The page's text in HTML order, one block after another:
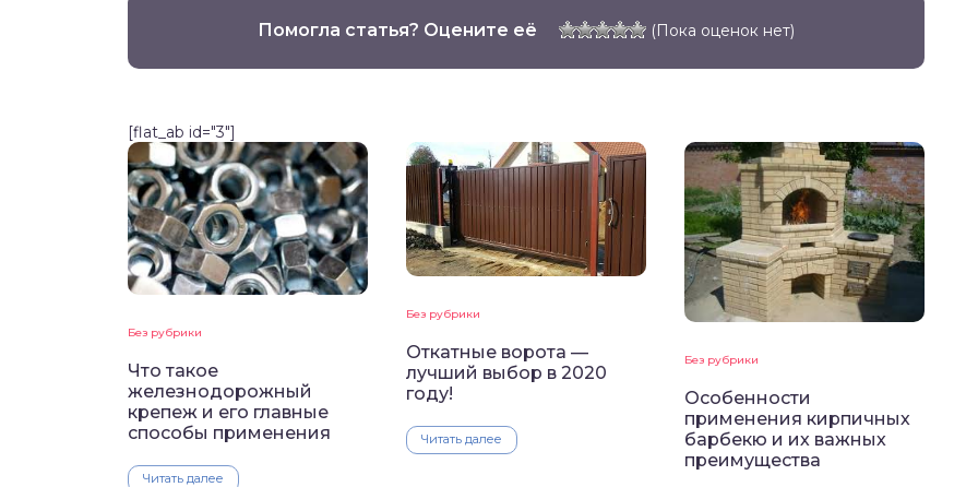
Помогла статья? Оцените её (Пока оценок нет)
[flat_ab id="3"]
Без рубрики
Что такое
железнодорожный
крепеж и его главные
способы применения
Читать далее
Без рубрики
Откатные ворота —
лучший выбор в 2020
году!
Читать далее
Без рубрики
Особенности
применения кирпичных
барбекю и их важных
преимущества